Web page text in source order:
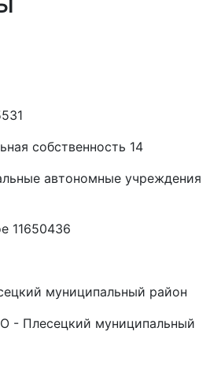
собственность 14
автономные учреждения
11650436
муниципальный район
- Плесецкий муниципальный